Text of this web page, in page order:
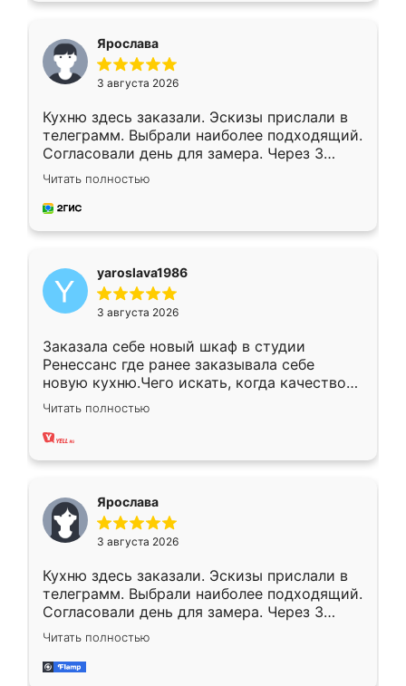
Ярослава
3 августа 2026
Кухню здесь заказали. Эскизы прислали в
телеграмм. Выбрали наиболее подходящий.
Согласовали день для замера. Через 3
недели кухня была уже готова. Остались
довольны работой. Спасибо Ренессанс
мебель за качественную работу!
Читать полностью
yaroslava1986
3 августа 2026
Заказала себе новый шкаф в студии
Ренессанс где ранее заказывала себе
новую кухню.Чего искать, когда качеством
вполне довольна. Служит кухня уже почти
два года, нареканий нет.
Читать полностью
Ярослава
3 августа 2026
Кухню здесь заказали. Эскизы прислали в
телеграмм. Выбрали наиболее подходящий.
Согласовали день для замера. Через 3
недели кухня была уже готова. Остались
довольны работой. Спасибо Ренессанс
мебель за качественную работу!
Читать полностью